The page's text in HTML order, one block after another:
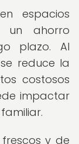
espacios
un ahorro
plazo. Al
reduce la
costosos
impactar
y de